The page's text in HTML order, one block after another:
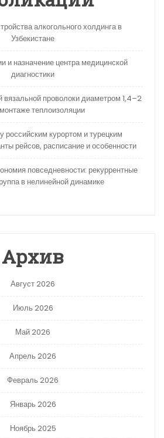
алкогольного холдинга в
Узбекистане
и назначение центра медицинской
диагностики
вязальной проволоки диаметром 1,4–2
теплоизоляции
курортом и турецким
рейсов, расписание и особенности
повседневности: рекуррентные
в нелинейной динамике
Архив
Август 2026
Июль 2026
Май 2026
Апрель 2026
Февраль 2026
Январь 2026
Ноябрь 2025